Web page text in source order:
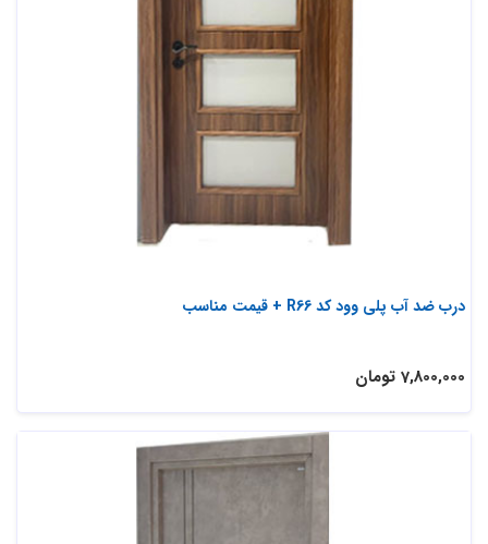
درب ضد آب پلی وود کد R66 + قیمت مناسب
7,800,000 تومان